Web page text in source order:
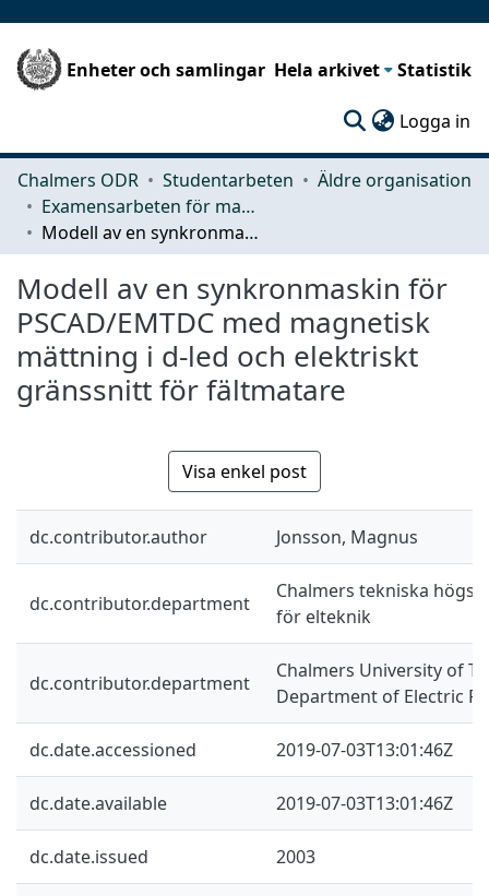
Enheter och samlingar Hela arkivet Statistik
Logga in
Chalmers ODR Studentarbeten
Äldre organisation
Examensarbeten för masterexamen
Modell av en synkronmaskin för PSCAD/EMTDC med magnetisk mättning i d-led och elektriskt gränssnitt för fältmatare
Modell av en synkronmaskin för
PSCAD/EMTDC med magnetisk
mättning i d-led och elektriskt
gränssnitt för fältmatare
Visa enkel post
dc.contributor.author Jonsson, Magnus
dc.contributor.department
Chalmers tekniska
för elteknik
dc.contributor.department
Chalmers University of
Department of Electric
dc.date.accessioned 2019-07-03T13:01:46Z
dc.date.available 2019-07-03T13:01:46Z
dc.date.issued 2003